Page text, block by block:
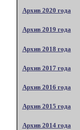
Архив 2020 года
Архив 2019 года
Архив 2018 года
Архив 2017 года
Архив 2016 года
Архив 2015 года
Архив 2014 года